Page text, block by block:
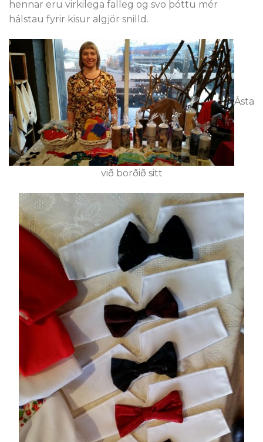
hennar eru virkilega falleg og svo þóttu mér
hálstau fyrir kisur algjör snilld.
Ásta
við borðið sitt